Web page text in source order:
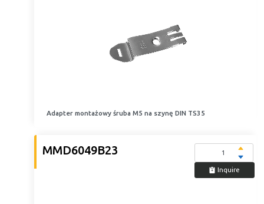
Adapter montażowy śruba M5 na szynę DIN TS35
MMD6049B23
Inquire